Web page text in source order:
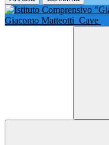
Giacomo Matteotti Cave